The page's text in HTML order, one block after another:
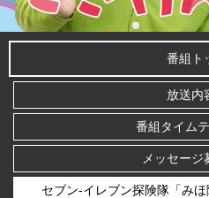
番組ト
放送内
番組タイム
メッセージ
セブン-イレブン探険隊「みほ